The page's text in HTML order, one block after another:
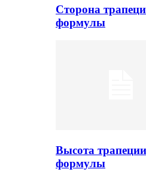
Сторона
формулы
Высота
формулы